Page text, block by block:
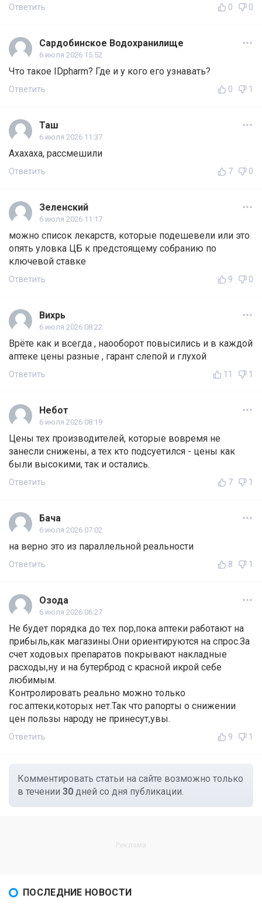
Ответить 0 0
Сардобинское Водохранилище
6 июля 2026 15:52
Что такое IDpharm? Где и у кого его узнавать?
Ответить 0 1
Таш
6 июля 2026 11:37
Ахахаха, рассмешили
Ответить 7 0
Зеленский
6 июля 2026 11:17
можно список лекарств, которые подешевели или это
опять уловка ЦБ к предстоящему собранию по
ключевой ставке
Ответить 9 0
Вихрь
6 июля 2026 08:22
Врёте как и всегда , наооборот повысились и в каждой
аптеке цены разные , гарант слепой и глухой
Ответить 11 1
Небот
6 июля 2026 08:19
Цены тех производителей, которые вовремя не
занесли снижены, а тех кто подсуетился - цены как
были высокими, так и остались.
Ответить 7 1
Бача
6 июля 2026 07:02
на верно это из параллельной реальности
Ответить 8 1
Озода
6 июля 2026 06:27
Не будет порядка до тех пор,пока аптеки работают на
прибыль,как магазины.Они ориентируются на спрос.За
счет ходовых препаратов покрывают накладные
расходы,ну и на бутерброд с красной икрой себе
любимым.
Контролировать реально можно только
гос.аптеки,которых нет.Так что рапорты о снижении
цен пользы народу не принесут,увы.
Ответить 9 1
Комментировать статьи на сайте возможно только
в течении 30 дней со дня публикации.
ПОСЛЕДНИЕ НОВОСТИ